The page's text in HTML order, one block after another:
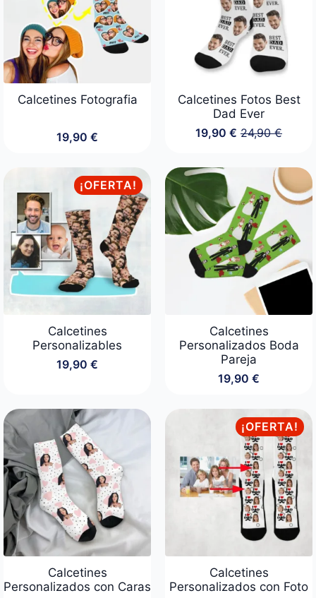
Calcetines Fotografia
19,90 €
Calcetines Fotos Best
Dad Ever
24,90€
El
original
24,90 €.
19,90€ El
19,90 €.
¡OFERTA!
Calcetines
Personalizables
19,90 €
Calcetines
Personalizados Boda
Pareja
19,90 €
Calcetines
Personalizados con Caras
¡OFERTA!
Calcetines
Personalizados con Foto